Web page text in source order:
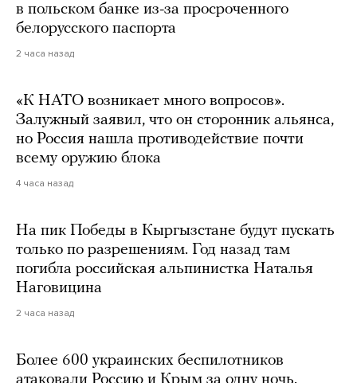
в польском банке из-за просроченного
белорусского паспорта
2 часа назад
«К НАТО возникает много вопросов».
Залужный заявил, что он сторонник альянса,
но Россия нашла противодействие почти
всему оружию блока
4 часа назад
На пик Победы в Кыргызстане будут пускать
только по разрешениям. Год назад там
погибла российская альпинистка Наталья
Наговицина
2 часа назад
Более 600 украинских беспилотников